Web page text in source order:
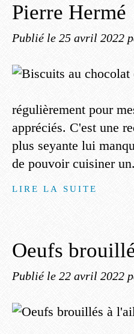
Pierre Hermé
Publié le 25 avril 2022
régulièrement pour
appréciés. C'est une
plus seyante lui
de pouvoir cuisiner
LIRE LA SUITE
Oeufs
Publié le 22 avril 2022